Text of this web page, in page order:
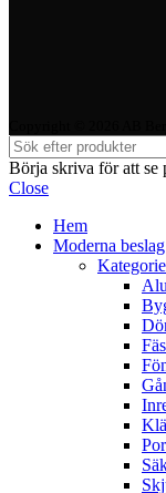
Börja skriva för att se
Close
Hem
Moderna beslag